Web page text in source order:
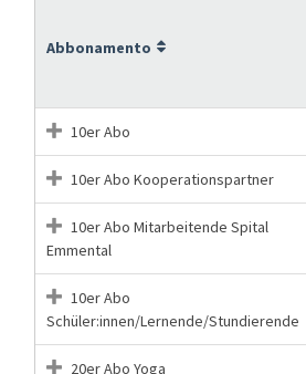
Abbonamento
10er Abo
10er Abo Kooperationspartner
10er Abo Mitarbeitende Spital
Emmental
10er Abo
Schüler:innen/Lernende/Stundierende
20er Abo Yoga